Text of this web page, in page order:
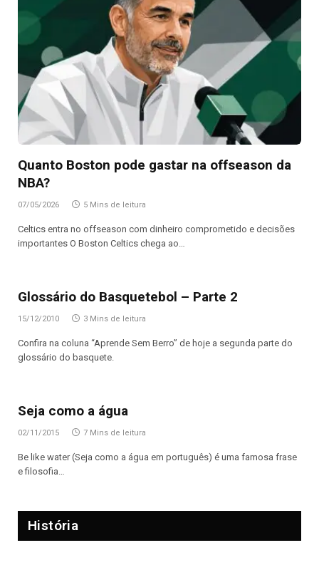
Quanto Boston pode gastar na offseason da
NBA?
07/05/2026 5 Mins de leitura
Celtics entra no offseason com dinheiro comprometido e decisões
importantes O Boston Celtics chega ao…
Glossário do Basquetebol – Parte 2
15/12/2010 3 Mins de leitura
Confira na coluna “Aprende Sem Berro” de hoje a segunda parte do
glossário do basquete.
Seja como a água
02/11/2015 7 Mins de leitura
Be like water (Seja como a água em português) é uma famosa frase
e filosofia…
História